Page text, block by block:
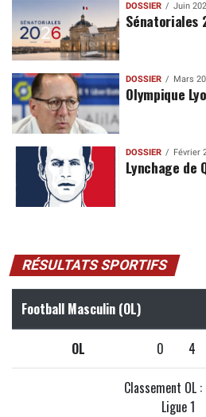
DOSSIER Juin
Sénatoriales
DOSSIER Mars
Olympique
DOSSIER Février
Lynchage de
RÉSULTATS SPORTIFS
Football Masculin (OL)
OL 0 4
Classement OL
Ligue 1